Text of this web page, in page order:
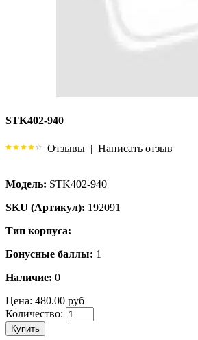
STK402-940
Отзывы | Написать отзыв
Модель: STK402-940
SKU (Артикул): 192091
Тип корпуса:
Бонусные баллы: 1
Наличие: 0
Цена: 480.00 руб
Количество:
Купить